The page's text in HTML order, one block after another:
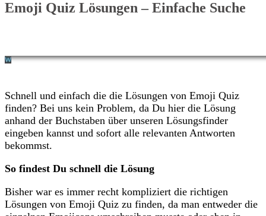
Emoji Quiz Lösungen – Einfache Suche
Schnell und einfach die die Lösungen von Emoji Quiz
finden? Bei uns kein Problem, da Du hier die Lösung
anhand der Buchstaben über unseren Lösungsfinder
eingeben kannst und sofort alle relevanten Antworten
bekommst.
So findest Du schnell die Lösung
Bisher war es immer recht kompliziert die richtigen
Lösungen von Emoji Quiz zu finden, da man entweder die